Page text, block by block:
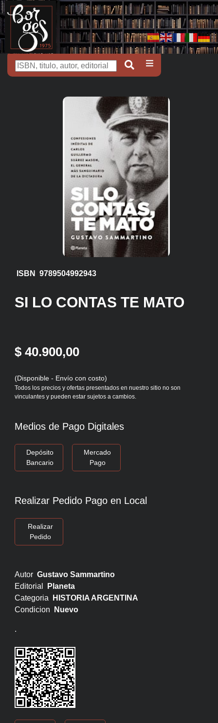
ISBN 9789504992943
SI LO CONTAS TE MATO
$ 40.900,00
(Disponible - Envío con costo)
Todos los precios y ofertas presentados en nuestro sitio no son
vinculantes y pueden estar sujetos a cambios.
Medios de Pago Digitales
Depósito
Bancario
Mercado
Pago
Realizar Pedido Pago en Local
Realizar
Pedido
Autor Gustavo Sammartino
Editorial
Planeta
Categoria
HISTORIA ARGENTINA
Condicion
Nuevo
.